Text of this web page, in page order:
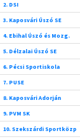
2. DSI
3. Kaposvári Úszó SE
4. Ebihal Úszó és Mozg.
5. Délzalai Úszó SE
6. Pécsi Sportiskola
7. PUSE
8. Kaposvári Adorján
9. PVM SK
10. Szekszárdi Sportközp